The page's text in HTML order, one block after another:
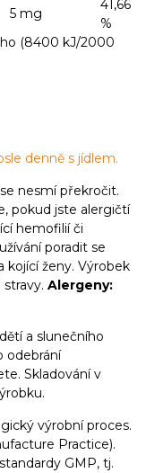
5 mg
41,66
%
(8400 kJ/2000
denně s jídlem.
nesmí překročit.
pokud jste alergičtí
hemofilií či
poradit se
ženy. Výrobek
Alergeny:
a slunečního
odebrání
Skladování v
výrobní proces.
Practice).
GMP, tj.